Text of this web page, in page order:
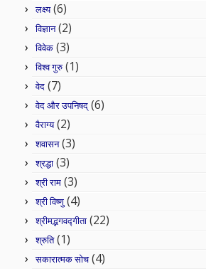
लक्ष्य(6)
विज्ञान(2)
विवेक (3)
विश्व गुरु(1)
वेद (7)
वेद और उपनिषद् (6)
वैराग्य(2)
शवासन(3)
श्रद्धा (3)
श्री राम (3)
श्री विष्णु (4)
श्रीमद्भगवद्गीता (22)
श्रुति(1)
सकारात्मक सोच(4)